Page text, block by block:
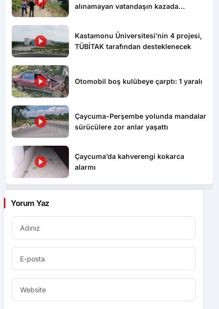
alınamayan vatandaşın kazada
Kastamonu Üniversitesi’nin 4 projesi,
TÜBİTAK tarafından desteklenecek
Otomobil boş kulübeye çarptı: 1 yaralı
Çaycuma-Perşembe yolunda mandalar
sürücülere zor anlar yaşattı
Çaycuma’da kahverengi kokarca
alarmı
Yorum Yaz